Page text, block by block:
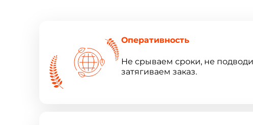
Оперативность
Не срываем сроки, не
затягиваем заказ.